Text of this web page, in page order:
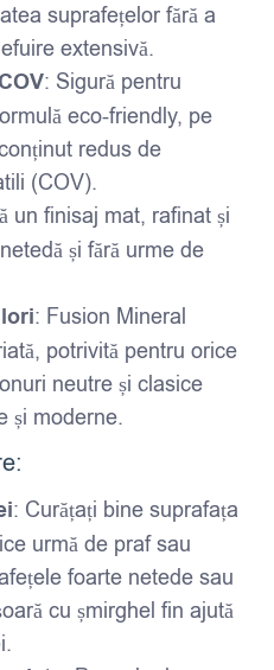
suprafețelor fără a
extensivă.
: Sigură pentru
eco-friendly, pe
redus de
(COV).
un finisaj mat, rafinat și
și fără urme de
: Fusion Mineral
potrivită pentru orice
neutre și clasice
și moderne.
: Curățați bine suprafața
urmă de praf sau
foarte netede sau
cu șmirghel fin ajută